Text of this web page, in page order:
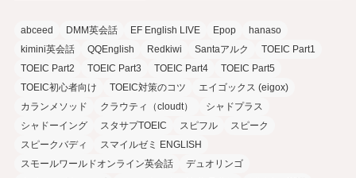
abceed DMM英会話 EF English LIVE Epop
hanaso
kimini英会話
QQEnglish Redkiwi Santaアルク
TOEIC Part1
TOEIC Part2
TOEIC Part3 TOEIC Part4
TOEIC Part5
TOEIC初心者向け
TOEIC対策のコツ
エイゴックス (eigox)
カランメソッド
クラウティ（cloudt）
シャドプラス
シャドーイング
スタサプTOEIC スピフル
スピーク
スピークバディ
スマイルゼミ ENGLISH
スモールワールドオンライン英会話
デュオリンゴ